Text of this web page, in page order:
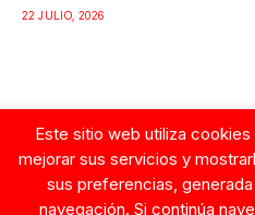
22 JULIO, 2026
Google
Este sitio web utiliza
mejorar sus servicios y
sus preferencias,
navegación. Si continúa